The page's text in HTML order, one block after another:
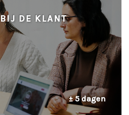
DE KLANT
± 5 dagen